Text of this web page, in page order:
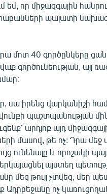
որ միջազգային
պալատի
40 գործընկերը
գործունեության, այլ
սա իրենց վարկանիշի
պաշտպանության
արդյոք այդ
մասով, թե ոչ: Դրա մեջ
ունենալը և որոշակի
այստեղ
մեզ թույլ չտվեց, մեր
ոչ